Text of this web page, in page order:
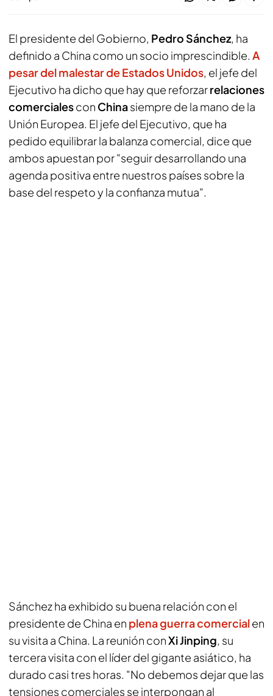
El presidente del Gobierno, Pedro Sánchez, ha
definido a China como un socio imprescindible. A
pesar del malestar de Estados Unidos, el jefe del
Ejecutivo ha dicho que hay que reforzarrelaciones
comercialescon Chinasiempre de la mano de la
Unión Europea. El jefe del Ejecutivo, que ha
pedido equilibrar la balanza comercial, dice que
ambos apuestan por "seguir desarrollando una
agenda positiva entre nuestros países sobre la
base del respeto y la confianza mutua".
Sánchez ha exhibido su buena relación con el
presidente de China en plena guerra comercialen
su visita a China. La reunión conXi Jinping, su
tercera visita con el líder del gigante asiático, ha
durado casi tres horas. "No debemos dejar que las
tensiones comerciales se interpongan al